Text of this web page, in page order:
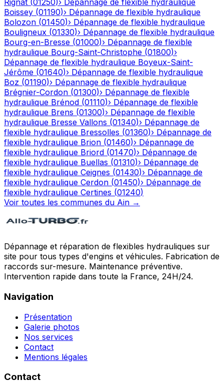
Rignat (01250)› Dépannage de flexible hydraulique
Boissey (01190)› Dépannage de flexible hydraulique
Bolozon (01450)› Dépannage de flexible hydraulique
Bouligneux (01330)› Dépannage de flexible hydraulique
Bourg-en-Bresse (01000)› Dépannage de flexible
hydraulique Bourg-Saint-Christophe (01800)›
Dépannage de flexible hydraulique Boyeux-Saint-
Jérôme (01640)› Dépannage de flexible hydraulique
Boz (01190)› Dépannage de flexible hydraulique
Brégnier-Cordon (01300)› Dépannage de flexible
hydraulique Brénod (01110)› Dépannage de flexible
hydraulique Brens (01300)› Dépannage de flexible
hydraulique Bresse Vallons (01340)› Dépannage de
flexible hydraulique Bressolles (01360)› Dépannage de
flexible hydraulique Brion (01460)› Dépannage de
flexible hydraulique Briord (01470)› Dépannage de
flexible hydraulique Buellas (01310)› Dépannage de
flexible hydraulique Ceignes (01430)› Dépannage de
flexible hydraulique Cerdon (01450)› Dépannage de
flexible hydraulique Certines (01240)
Voir toutes les communes du Ain →
Dépannage et réparation de flexibles hydrauliques sur
site pour tous types d'engins et véhicules. Fabrication de
raccords sur-mesure. Maintenance préventive.
Intervention rapide dans toute la France, 24H/24.
Navigation
Présentation
Galerie photos
Nos services
Contact
Mentions légales
Contact